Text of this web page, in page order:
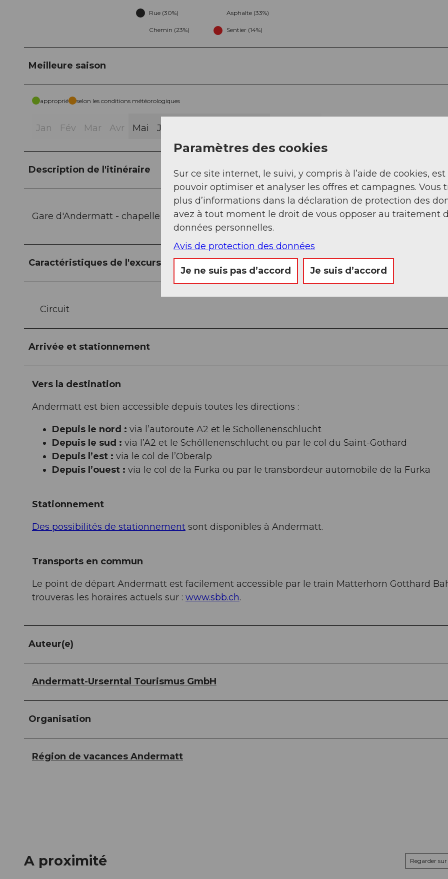
Rue (30%) Asphalte (33%)
Chemin (23%) Sentier (14%)
Meilleure saison
approprié selon les conditions météorologiques
Jan Fév Mar Avr Mai Jui
Description de l'itinéraire
Gare d'Andermatt - chapelle Maria-Hilf - Mettlen - Rohr - gare d'Andermatt
Caractéristiques de l'excursion
Circuit
Arrivée et stationnement
Vers la destination
Andermatt est bien accessible depuis toutes les directions :
Depuis le nord : via l’autoroute A2 et le Schöllenenschlucht
Depuis le sud : via l’A2 et le Schöllenenschlucht ou par le col du Saint-Gothard
Depuis l’est : via le col de l’Oberalp
Depuis l’ouest : via le col de la Furka ou par le transbordeur automobile de la Furka
Stationnement
Des possibilités de stationnement sont disponibles à Andermatt.
Transports en commun
Le point de départ Andermatt est facilement accessible par le train Matterhorn Gotthard
trouveras les horaires actuels sur : www.sbb.ch.
Auteur(e)
Andermatt-Urserntal Tourismus GmbH
Organisation
Région de vacances Andermatt
A proximité Regarder
Paramètres des cookies
Sur ce site internet, le suivi, y compris à l’aide de cookies,
pouvoir optimiser et analyser les offres et campagnes. Vous
plus d’informations dans la déclaration de protection des
avez à tout moment le droit de vous opposer au traitement
données personnelles.
Avis de protection des données
Je ne suis pas d’accord Je suis d’accord